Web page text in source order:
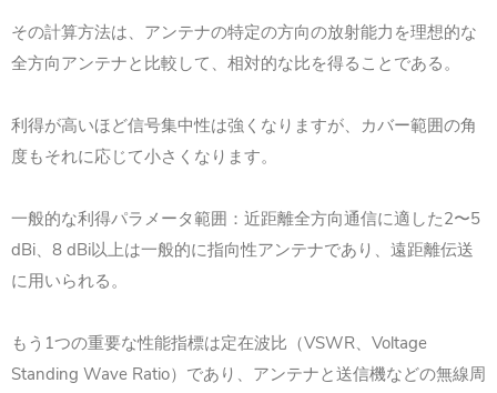
その計算方法は、アンテナの特定の方向の放射能力を理想的な
全方向アンテナと比較して、相対的な比を得ることである。
利得が高いほど信号集中性は強くなりますが、カバー範囲の角
度もそれに応じて小さくなります。
一般的な利得パラメータ範囲：近距離全方向通信に適した2〜5
dBi、8 dBi以上は一般的に指向性アンテナであり、遠距離伝送
に用いられる。
もう1つの重要な性能指標は定在波比（VSWR、Voltage
Standing Wave Ratio）であり、アンテナと送信機などの無線周